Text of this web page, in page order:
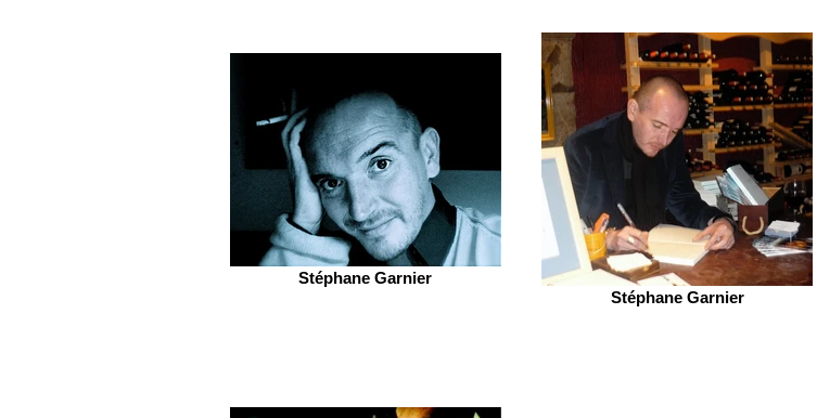
Stéphane Garnier
Stéphane Garnier